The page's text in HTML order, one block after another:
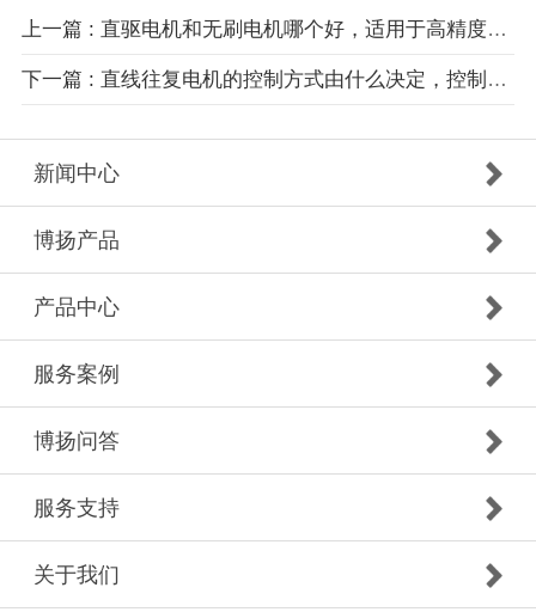
上一篇 : 直驱电机和无刷电机哪个好，适用于高精度和高动态响应区别？
下一篇 : 直线往复电机的控制方式由什么决定，控制原理有哪些？
新闻中心
博扬产品
产品中心
服务案例
博扬问答
服务支持
关于我们